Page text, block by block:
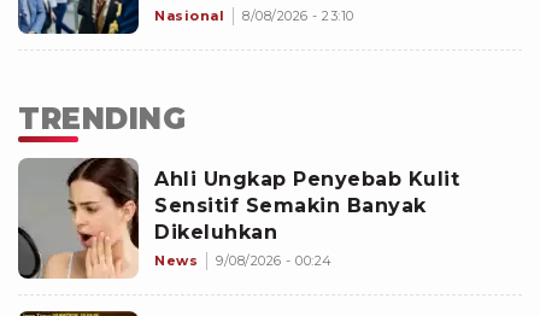
Kepincut Indonesia
Nasional 8/08/2026 - 23:10
TRENDING
Ahli Ungkap Penyebab Kulit
Sensitif Semakin Banyak
Dikeluhkan
News 9/08/2026 - 00:24